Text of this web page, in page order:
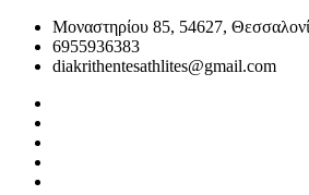
Μοναστηρίου 85, 54627,
6955936383
diakrithentesathlites@gmail.com